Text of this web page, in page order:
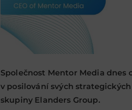
Společnost Mentor Media dnes
v posilování svých
skupiny Elanders Group.